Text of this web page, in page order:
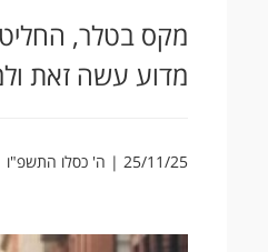
מקס בטלר,
מדוע עשה זאת
25/11/25 | ה' כסלו התשפ"ו